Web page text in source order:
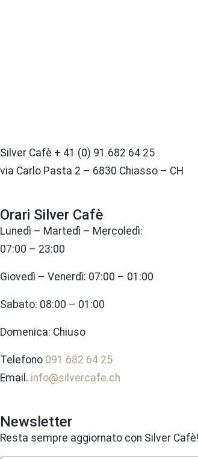
Silver Cafè + 41 (0) 91 682 64 25
via Carlo Pasta 2 – 6830 Chiasso – CH
Orari Silver Cafè
Lunedì – Martedì – Mercoledì:
07:00 – 23:00
Giovedì – Venerdì: 07:00 – 01:00
Sabato: 08:00 – 01:00
Domenica: Chiuso
Telefono 091 682 64 25
Email. info@silvercafe.ch
Newsletter
Resta sempre aggiornato con Silver Cafè!